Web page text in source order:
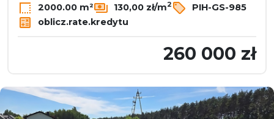
2000.00 m² 130,00 zł/m2
PIH-GS-985
oblicz.rate.kredytu
260 000 zł